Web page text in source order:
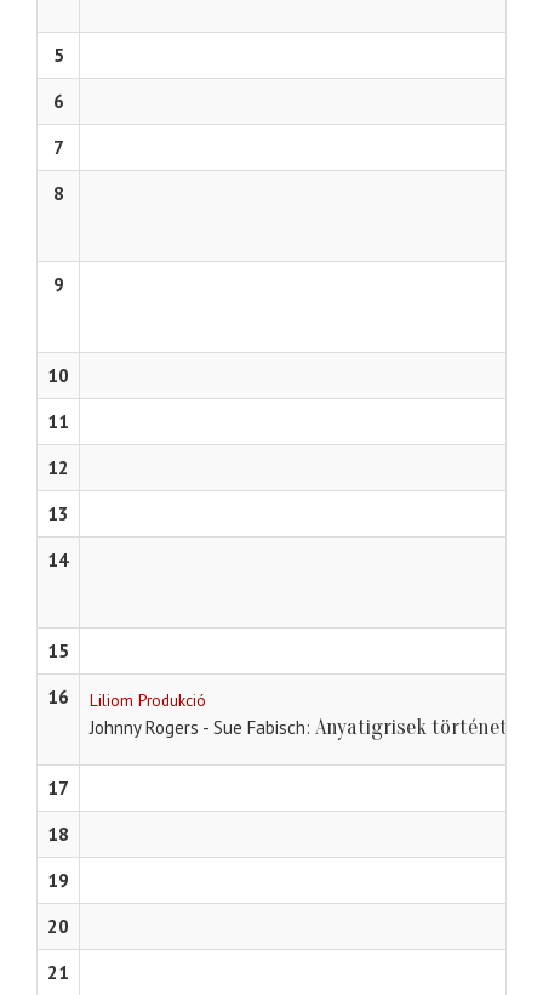
5
6
7
8
9
10
11
12
13
14
15
16
Liliom Produkció
Johnny Rogers - Sue Fabisch Anyatigrisek története
17
18
19
20
21